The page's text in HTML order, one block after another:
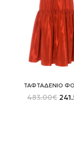
ΤΑΦΤΑΔΕΝΙΟ
483.00€